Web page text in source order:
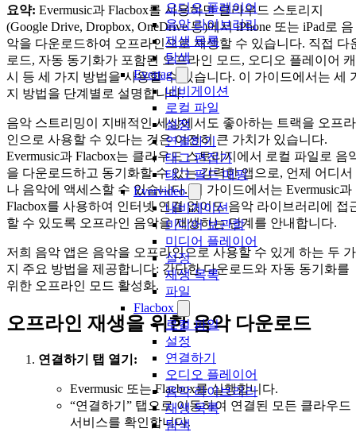
오디오 플레이어
음악 라이브러리
재생 목록
탐색
Evertag
내비게이션
로컬 파일
설정
연결하기
태그 편집기
태그 필드 매핑
Evervideo
내비게이션
미디어 보관함
미디어 플레이어
설정
재생 목록
파일
Flacbox
로컬 파일
설정
연결하기
오디오 플레이어
음악 라이브러리
재생 목록
탐색
요약: Evermusic과 Flacbox를 사용하면 클라우드 스토리지
(Google Drive, Dropbox, OneDrive 등)에서 iPhone 또는 iPad로 음
악을 다운로드하여 오프라인으로 재생할 수 있습니다. 직접 다
로드, 자동 동기화가 포함된 오프라인 모드, 오디오 플레이어 캐
시 등 세 가지 방법을 사용할 수 있습니다. 이 가이드에서는 세
지 방법을 단계별로 설명합니다.
음악 스트리밍이 지배적인 세상에서도 좋아하는 트랙을 오프라
인으로 사용할 수 있다는 것은 여전히 큰 가치가 있습니다.
Evermusic과 Flacbox는 클라우드 스토리지에서 로컬 파일로 음
을 다운로드하고 동기화할 수 있는 강력한 앱으로, 언제 어디서
나 음악에 액세스할 수 있습니다. 이 가이드에서는 Evermusic과
Flacbox를 사용하여 인터넷 연결 없이도 음악 라이브러리에 접
할 수 있도록 오프라인 음악을 재생하는 단계를 안내합니다.
저희 음악 앱은 음악을 오프라인으로 사용할 수 있게 하는 두 가
지 주요 방법을 제공합니다: 간단한 다운로드와 자동 동기화를
위한 오프라인 모드 활성화.
오프라인 재생을 위한 음악 다운로드
연결하기 탭 열기:
Evermusic 또는 Flacbox를 실행합니다.
“연결하기” 탭으로 이동하여 연결된 모든 클라우드
서비스를 확인합니다.